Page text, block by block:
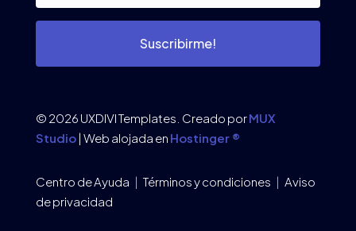
Suscribirme!
© 2026 UXDIVI Templates. Creado porMUX
Studio| Web alojada en Hostinger ®
Centro de Ayuda | Términos y condiciones | Aviso
de privacidad